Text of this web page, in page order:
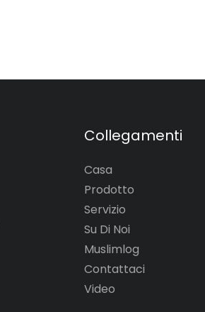
Collegamenti
Casa
Prodotto
Servizio
Su Di Noi
Muslimlog
Contattaci
Video